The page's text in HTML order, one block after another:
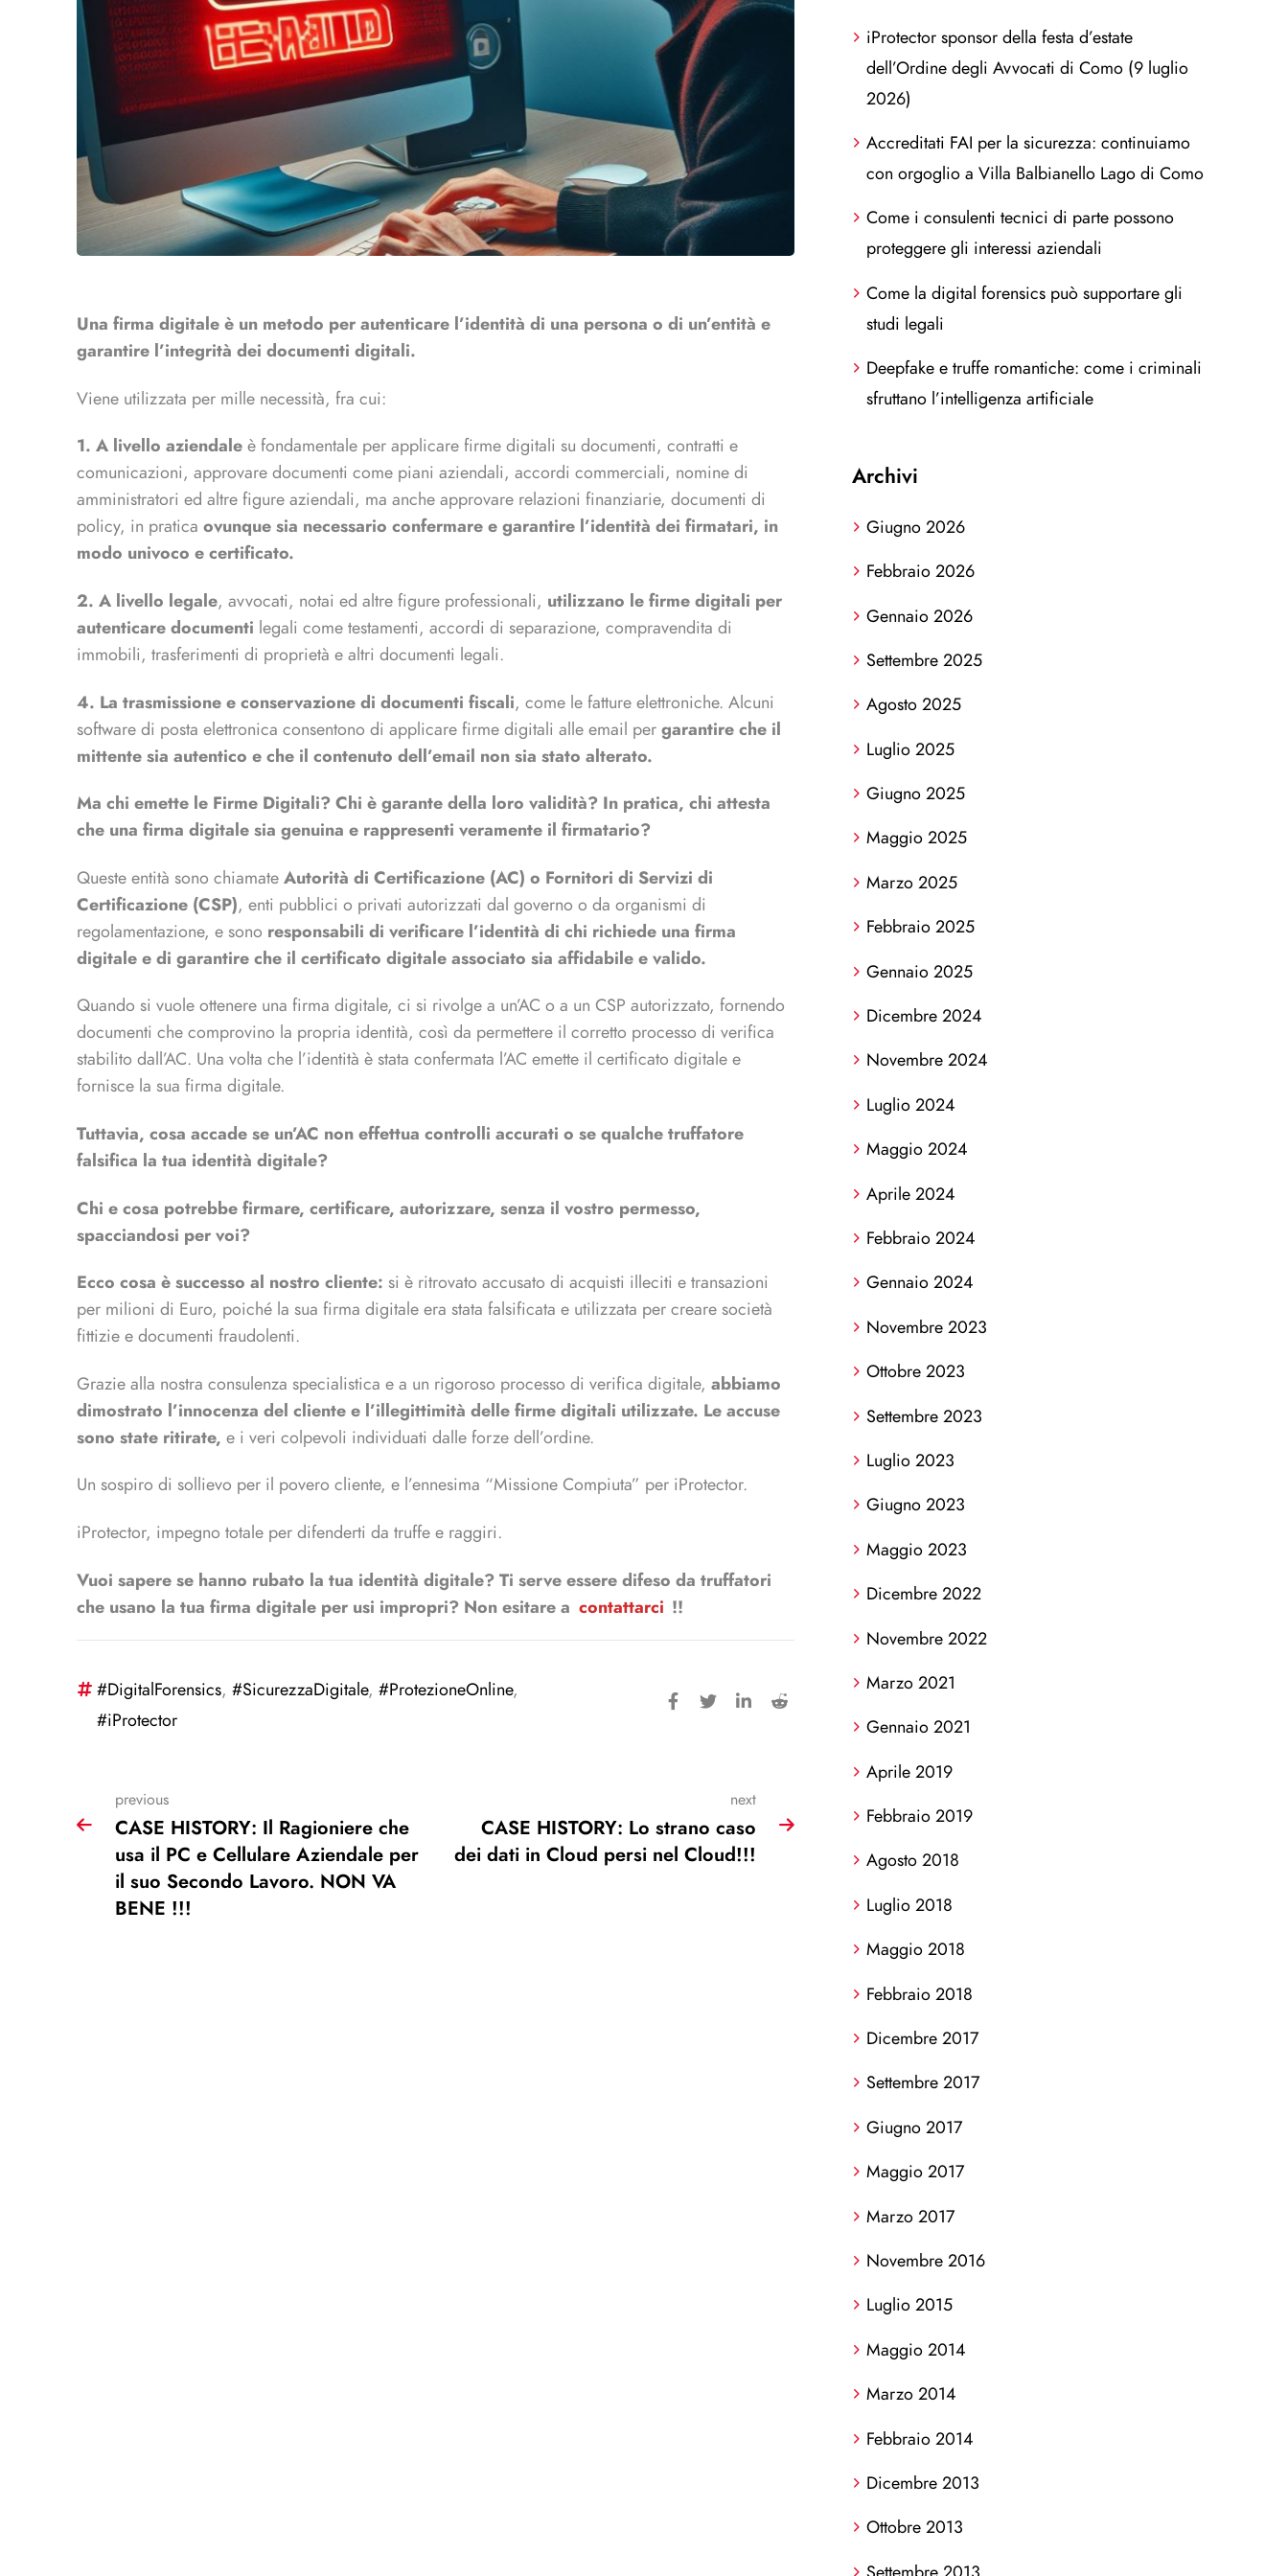
Una firma digitale è un metodo per autenticare l’identità di una persona o di un’entità e
garantire l’integrità dei documenti digitali.
Viene utilizzata per mille necessità, fra cui:
1. A livello aziendale è fondamentale per applicare firme digitali su documenti, contratti e
comunicazioni, approvare documenti come piani aziendali, accordi commerciali, nomine di
amministratori ed altre figure aziendali, ma anche approvare relazioni finanziarie, documenti di
policy, in pratica ovunque sia necessario confermare e garantire l’identità dei firmatari, in
modo univoco e certificato.
2. A livello legale, avvocati, notai ed altre figure professionali, utilizzano le firme digitali per
autenticare documenti legali come testamenti, accordi di separazione, compravendita di
immobili, trasferimenti di proprietà e altri documenti legali.
4. La trasmissione e conservazione di documenti fiscali, come le fatture elettroniche. Alcuni
software di posta elettronica consentono di applicare firme digitali alle email per garantire che il
mittente sia autentico e che il contenuto dell’email non sia stato alterato.
Ma chi emette le Firme Digitali? Chi è garante della loro validità? In pratica, chi attesta
che una firma digitale sia genuina e rappresenti veramente il firmatario?
Queste entità sono chiamate Autorità di Certificazione (AC) o Fornitori di Servizi di
Certificazione (CSP), enti pubblici o privati autorizzati dal governo o da organismi di
regolamentazione, e sono responsabili di verificare l’identità di chi richiede una firma
digitale e di garantire che il certificato digitale associato sia affidabile e valido.
Quando si vuole ottenere una firma digitale, ci si rivolge a un’AC o a un CSP autorizzato, fornendo
documenti che comprovino la propria identità, così da permettere il corretto processo di verifica
stabilito dall’AC. Una volta che l’identità è stata confermata l’AC emette il certificato digitale e
fornisce la sua firma digitale.
Tuttavia, cosa accade se un’AC non effettua controlli accurati o se qualche truffatore
falsifica la tua identità digitale?
Chi e cosa potrebbe firmare, certificare, autorizzare, senza il vostro permesso,
spacciandosi per voi?
Ecco cosa è successo al nostro cliente: si è ritrovato accusato di acquisti illeciti e transazioni
per milioni di Euro, poiché la sua firma digitale era stata falsificata e utilizzata per creare società
fittizie e documenti fraudolenti.
Grazie alla nostra consulenza specialistica e a un rigoroso processo di verifica digitale, abbiamo
dimostrato l’innocenza del cliente e l’illegittimità delle firme digitali utilizzate. Le accuse
sono state ritirate, e i veri colpevoli individuati dalle forze dell’ordine.
Un sospiro di sollievo per il povero cliente, e l’ennesima “Missione Compiuta” per iProtector.
iProtector, impegno totale per difenderti da truffe e raggiri.
Vuoi sapere se hanno rubato la tua identità digitale? Ti serve essere difeso da truffatori
che usano la tua firma digitale per usi impropri? Non esitare a contattarci !!
#DigitalForensics, #SicurezzaDigitale, #ProtezioneOnline,
#iProtector
previous
CASE HISTORY: Il Ragioniere che
usa il PC e Cellulare Aziendale per
il suo Secondo Lavoro. NON VA
BENE !!!
next
CASE HISTORY: Lo strano caso
dei dati in Cloud persi nel Cloud!!!
iProtector sponsor della festa d’estate
dell’Ordine degli Avvocati di Como (9 luglio
2026)
Accreditati FAI per la sicurezza: continuiamo
con orgoglio a Villa Balbianello Lago di Como
Come i consulenti tecnici di parte possono
proteggere gli interessi aziendali
Come la digital forensics può supportare gli
studi legali
Deepfake e truffe romantiche: come i criminali
sfruttano l’intelligenza artificiale
Archivi
Giugno 2026
Febbraio 2026
Gennaio 2026
Settembre 2025
Agosto 2025
Luglio 2025
Giugno 2025
Maggio 2025
Marzo 2025
Febbraio 2025
Gennaio 2025
Dicembre 2024
Novembre 2024
Luglio 2024
Maggio 2024
Aprile 2024
Febbraio 2024
Gennaio 2024
Novembre 2023
Ottobre 2023
Settembre 2023
Luglio 2023
Giugno 2023
Maggio 2023
Dicembre 2022
Novembre 2022
Marzo 2021
Gennaio 2021
Aprile 2019
Febbraio 2019
Agosto 2018
Luglio 2018
Maggio 2018
Febbraio 2018
Dicembre 2017
Settembre 2017
Giugno 2017
Maggio 2017
Marzo 2017
Novembre 2016
Luglio 2015
Maggio 2014
Marzo 2014
Febbraio 2014
Dicembre 2013
Ottobre 2013